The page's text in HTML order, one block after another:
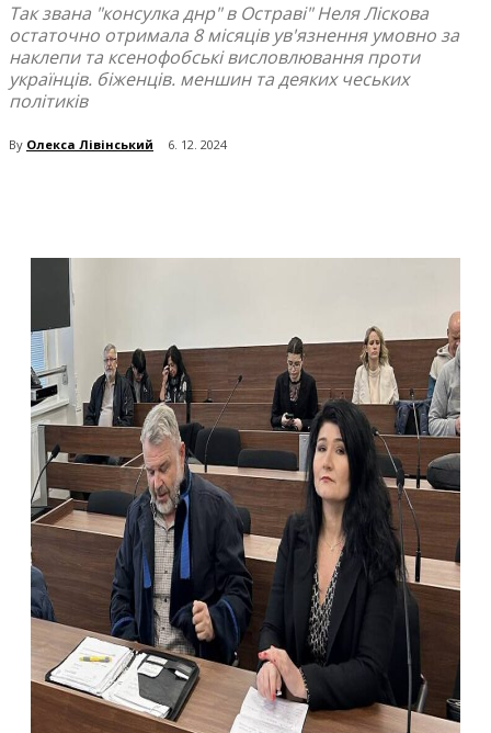
Так звана "консулка днр" в Остраві" Неля Ліскова
остаточно отримала 8 місяців ув'язнення умовно за
наклепи та ксенофобські висловлювання проти
українців. біженців. меншин та деяких чеських
політиків
By Олекса Лівінський 6. 12. 2024